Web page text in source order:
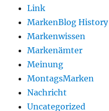
Link
MarkenBlog History
Markenwissen
Markenämter
Meinung
MontagsMarken
Nachricht
Uncategorized